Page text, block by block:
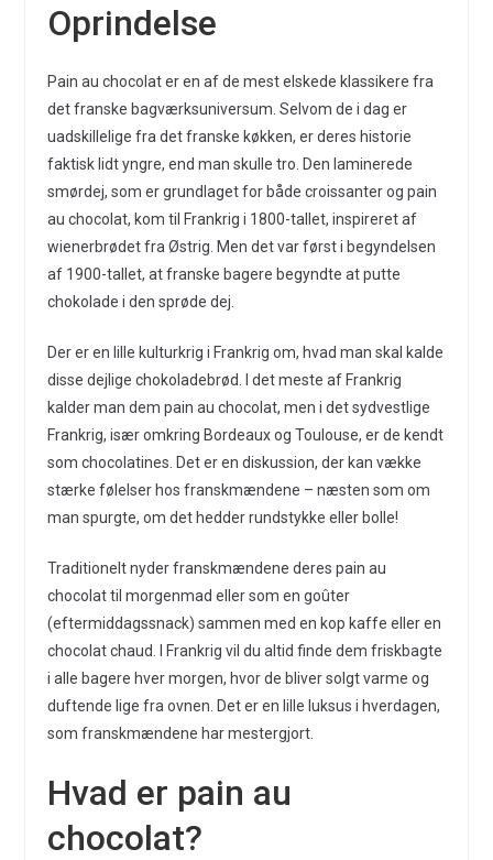
Oprindelse
Pain au chocolat er en af de mest elskede klassikere fra
det franske bagværksuniversum. Selvom de i dag er
uadskillelige fra det franske køkken, er deres historie
faktisk lidt yngre, end man skulle tro. Den laminerede
smørdej, som er grundlaget for både croissanter og pain
au chocolat, kom til Frankrig i 1800-tallet, inspireret af
wienerbrødet fra Østrig. Men det var først i begyndelsen
af 1900-tallet, at franske bagere begyndte at putte
chokolade i den sprøde dej.
Der er en lille kulturkrig i Frankrig om, hvad man skal kalde
disse dejlige chokoladebrød. I det meste af Frankrig
kalder man dem pain au chocolat, men i det sydvestlige
Frankrig, især omkring Bordeaux og Toulouse, er de kendt
som chocolatines. Det er en diskussion, der kan vække
stærke følelser hos franskmændene – næsten som om
man spurgte, om det hedder rundstykke eller bolle!
Traditionelt nyder franskmændene deres pain au
chocolat til morgenmad eller som en goûter
(eftermiddagssnack) sammen med en kop kaffe eller en
chocolat chaud. I Frankrig vil du altid finde dem friskbagte
i alle bagere hver morgen, hvor de bliver solgt varme og
duftende lige fra ovnen. Det er en lille luksus i hverdagen,
som franskmændene har mestergjort.
Hvad er pain au
chocolat?